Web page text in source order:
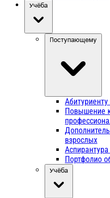
Учёба
Поступающему
Повышение
взрослых
Портфолио
Учёба